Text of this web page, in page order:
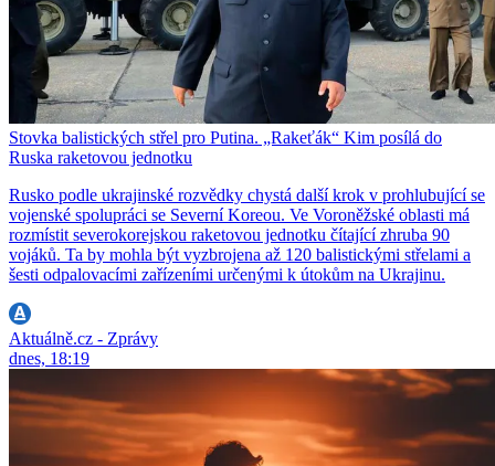
Stovka balistických střel pro Putina. „Rakeťák“ Kim posílá do
Ruska raketovou jednotku
Rusko podle ukrajinské rozvědky chystá další krok v prohlubující se
vojenské spolupráci se Severní Koreou. Ve Voroněžské oblasti má
rozmístit severokorejskou raketovou jednotku čítající zhruba 90
vojáků. Ta by mohla být vyzbrojena až 120 balistickými střelami a
šesti odpalovacími zařízeními určenými k útokům na Ukrajinu.
Aktuálně.cz - Zprávy
dnes, 18:19